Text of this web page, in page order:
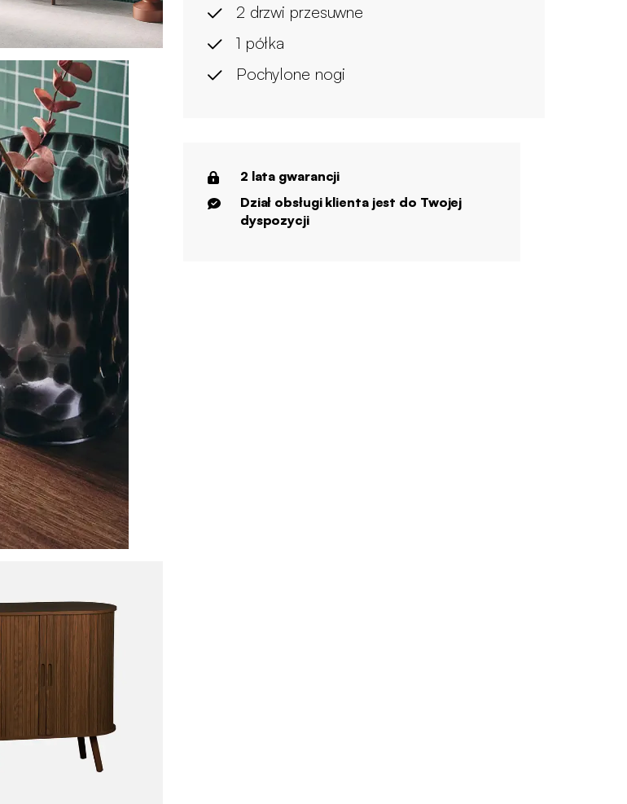
2 drzwi przesuwne
1 półka
Pochylone nogi
2 lata gwarancji
Dział obsługi klienta jest do Twojej
dyspozycji